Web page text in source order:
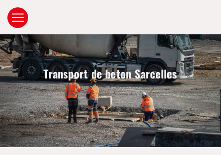
Transport de beton Sarcelles
Panneau de gestion des cookies